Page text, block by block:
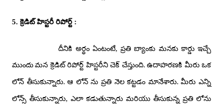
5. క్రెడిట్ హిస్టరీ రిపోర్ట్ :
దీనికి అర్థం ఏంటంటే,ప్రతి బ్యాంకు మనకు కార్డు ఇచ్చే
ముందు మన క్రెడిట్ రిపోర్ట్ హిస్టరీని చెక్ చేస్తుంది. ఉదాహరణకి మీరు ఒక
లోన్ తీసుకున్నారు. ఆ లోన్ ను ప్రతి నెల కట్టడం మానేశారు. మీరు ఎన్ని
లోన్స్ తీసుకున్నారు,ఎలా కడుతున్నారు మరియు తీసుకున్న ప్రతి లోను